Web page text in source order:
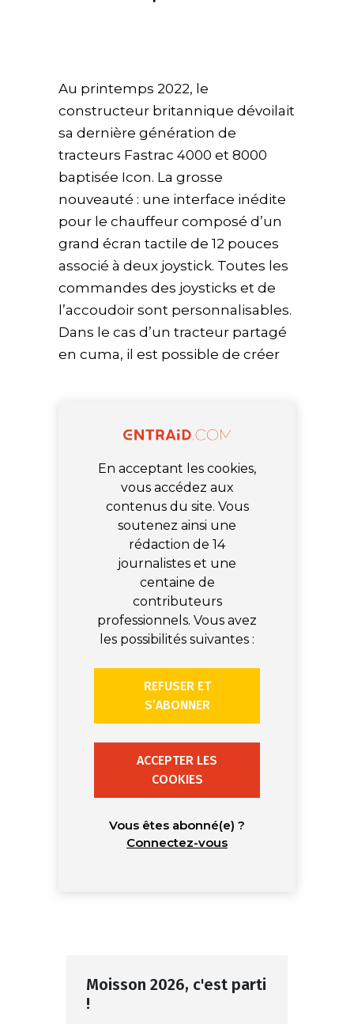
Au printemps 2022, le
constructeur britannique dévoilait
sa dernière génération de
tracteurs Fastrac 4000 et 8000
baptisée Icon. La grosse
nouveauté : une interface inédite
pour le chauffeur composé d’un
grand écran tactile de 12 pouces
associé à deux joystick. Toutes les
commandes des joysticks et de
l’accoudoir sont personnalisables.
Dans le cas d’un tracteur partagé
en cuma, il est possible de créer
En acceptant les cookies,
vous accédez aux
contenus du site. Vous
soutenez ainsi une
rédaction de 14
journalistes et une
centaine de
contributeurs
professionnels. Vous avez
les possibilités suivantes :
REFUSER ET
S’ABONNER
ACCEPTER LES
COOKIES
Vous êtes abonné(e) ?
Connectez-vous
Moisson 2026, c'est parti
!